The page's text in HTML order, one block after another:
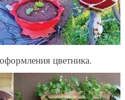
цветника.